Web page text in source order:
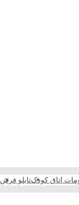
اتاق کودکتابلو فرش